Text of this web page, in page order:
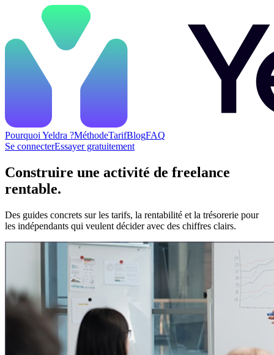
Pourquoi Yeldra ?MéthodeTarifBlogFAQ
Se connecterEssayer gratuitement
Construire une activité de freelance
rentable.
Des guides concrets sur les tarifs, la rentabilité et la trésorerie pour
les indépendants qui veulent décider avec des chiffres clairs.